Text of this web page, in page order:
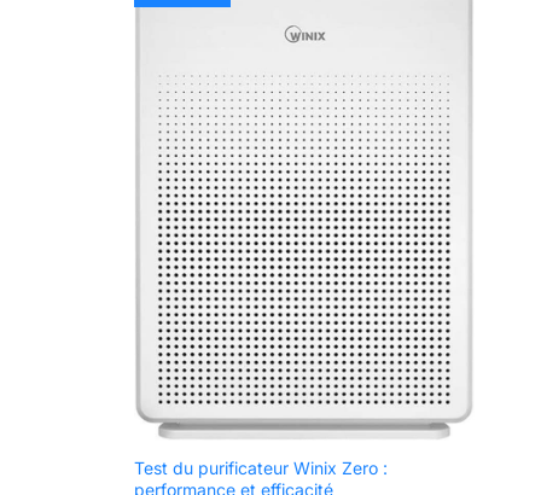
Test du purificateur Winix Zero :
performance et efficacité